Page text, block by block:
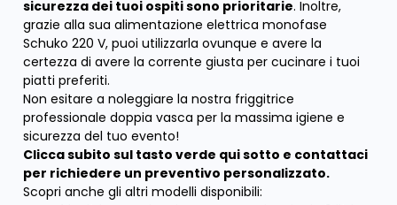
sicurezza dei tuoi ospiti sono prioritarie. Inoltre,
grazie alla sua alimentazione elettrica monofase
Schuko 220 V, puoi utilizzarla ovunque e avere la
certezza di avere la corrente giusta per cucinare i tuoi
piatti preferiti.
Non esitare a noleggiare la nostra friggitrice
professionale doppia vasca per la massima igiene e
sicurezza del tuo evento!
Clicca subito sul tasto verde qui sotto e contattaci
per richiedere un preventivo personalizzato.
Scopri anche gli altri modelli disponibili: